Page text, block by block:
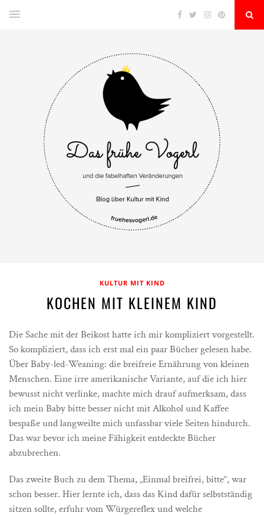
KULTUR MIT KIND
KOCHEN MIT KLEINEM KIND
Die Sache mit der Beikost hatte ich mir kompliziert vorgestellt.
So kompliziert, dass ich erst mal ein paar Bücher gelesen habe.
Über Baby-led-Weaning: die breifreie Ernährung von kleinen
Menschen. Eine irre amerikanische Variante, auf die ich hier
bewusst nicht verlinke, machte mich drauf aufmerksam, dass
ich mein Baby bitte besser nicht mit Alkohol und Kaffee
bespaße und langweilte mich unfassbar viele Seiten hindurch.
Das war bevor ich meine Fähigkeit entdeckte Bücher
abzubrechen.
Das zweite Buch zu dem Thema, „Einmal breifrei, bitte“, war
schon besser. Hier lernte ich, dass das Kind dafür selbstständig
sitzen sollte, erfuhr vom Würgereflex und welche